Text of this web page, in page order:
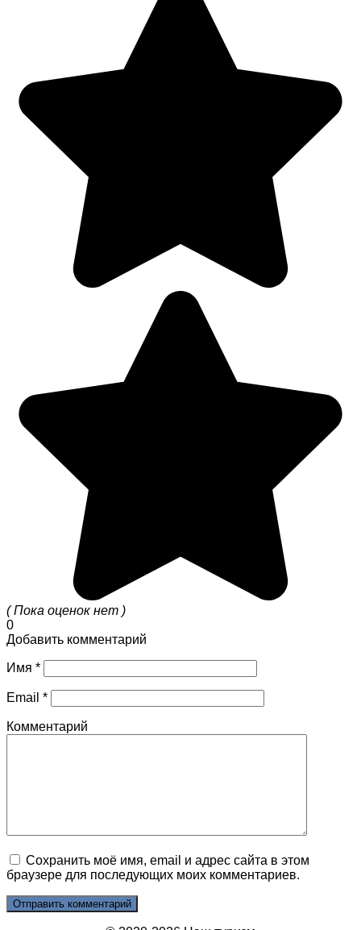
( Пока оценок нет )
0
Добавить комментарий
Имя *
Email *
Комментарий
Сохранить моё имя, email и адрес сайта в этом
браузере для последующих моих комментариев.